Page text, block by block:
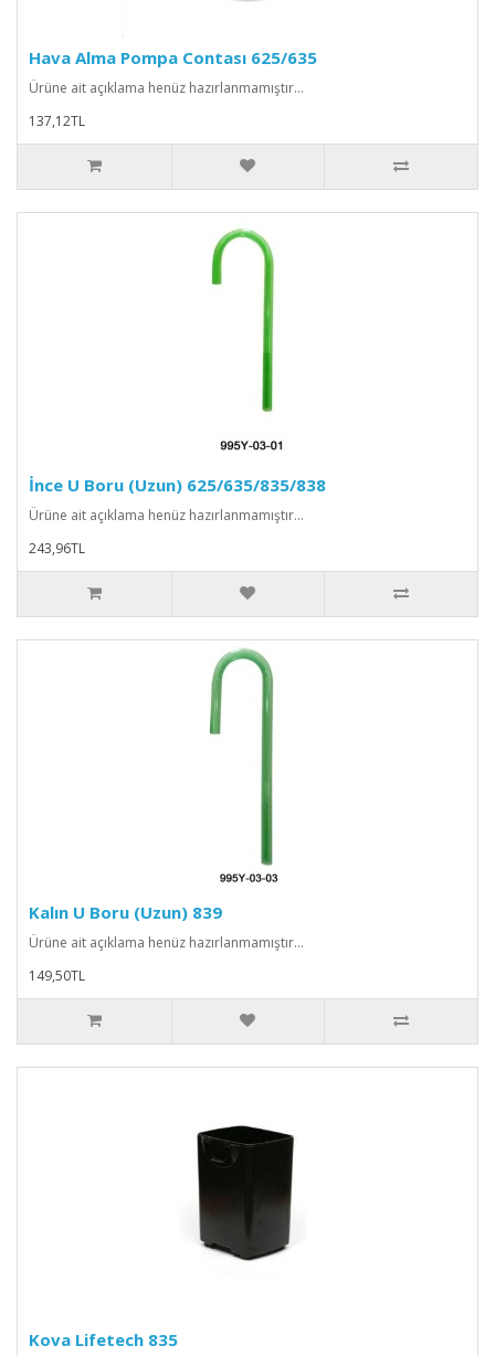
Hava Alma Pompa Contası 625/635
Ürüne ait açıklama henüz hazırlanmamıştır...
137,12TL
İnce U Boru (Uzun) 625/635/835/838
Ürüne ait açıklama henüz hazırlanmamıştır...
243,96TL
Kalın U Boru (Uzun) 839
Ürüne ait açıklama henüz hazırlanmamıştır...
149,50TL
Kova Lifetech 835